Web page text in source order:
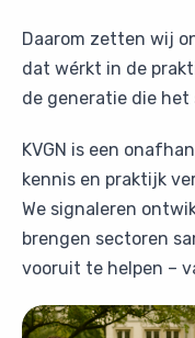
Daarom zetten wij
dat wérkt in de
de generatie die
KVGN is een
kennis en praktijk
We signaleren
brengen sectoren
vooruit te helpen –